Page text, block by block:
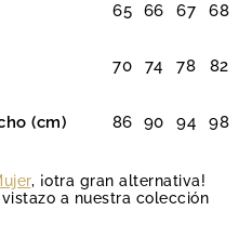
65 66 67 68
70 74 78 82
(cm) 86 90 94 98
, ¡otra gran alternativa!
a nuestra colección